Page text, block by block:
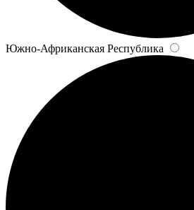
Южно-Африканская Республика